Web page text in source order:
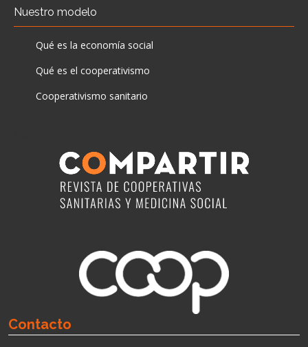
Nuestro modelo
Qué es la economía social
Qué es el cooperativismo
Cooperativismo sanitario
Contacto